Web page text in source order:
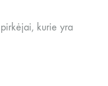
kurie yra